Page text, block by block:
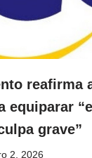
reafirma
equiparar
grave”
2, 2026